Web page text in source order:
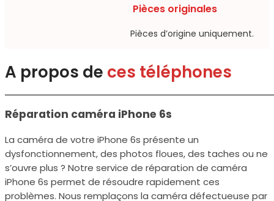
Pièces originales
Pièces d’origine uniquement.​
A propos de ces téléphones
Réparation caméra iPhone 6s
La caméra de votre iPhone 6s présente un
dysfonctionnement, des photos floues, des taches ou ne
s’ouvre plus ? Notre service de réparation de caméra
iPhone 6s permet de résoudre rapidement ces
problèmes. Nous remplaçons la caméra défectueuse par